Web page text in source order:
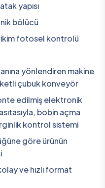
yapısı
bölücü
fotosel kontrolü
yönlendiren makine
çubuk konveyör
edilmiş elektronik
bobin açma
kontrol sistemi
göre ürünün
ve hızlı format